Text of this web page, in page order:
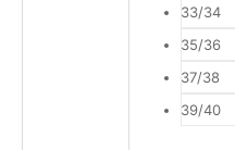
33/34
35/36
37/38
39/40